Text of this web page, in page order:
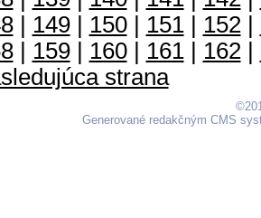
| 149| 150| 151| 152|
| 159| 160| 161| 162|
strana
Generované redakčným CMS